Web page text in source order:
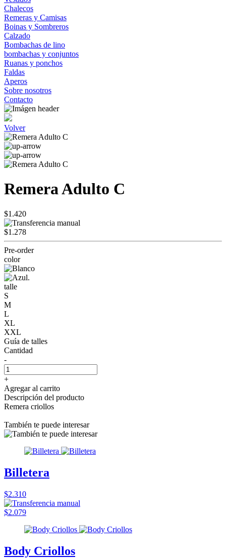
Chalecos
Remeras y Camisas
Boinas y Sombreros
Calzado
Bombachas de lino
bombachas y conjuntos
Ruanas y ponchos
Faldas
Aperos
Sobre nosotros
Contacto
Volver
Remera Adulto C
$1.420
$1.278
Pre-order
color
talle
S
M
L
XL
XXL
Guía de talles
Cantidad
-
+
Agregar al carrito
Descripción del producto
Remera criollos
También te puede interesar
Billetera
$2.310
$2.079
Body Criollos